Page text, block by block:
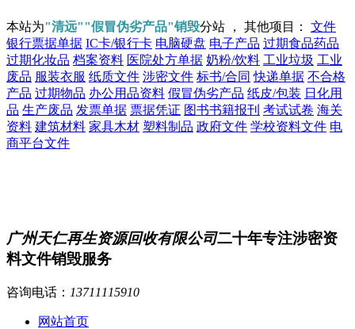
本站为"清远""假冒伪劣产品"销毁分站 ， 其他项目： 文件
银行票据单据 IC卡/银行卡 电脑硬盘 电子产品 过期食品药品
过期化妆品 档案资料 医院处方单据 奶粉/饮料 工业垃圾 工业
废品 服装衣服 纸质文件 涉密文件 标书/合同 快递单据 不合格
产品 过期物品 办公用品资料 假冒伪劣产品 纸皮/包装 日化用
品 生产废品 发票单据 票据凭证 图书书籍报刊 考试试卷 海关
资料 建筑材料 家具木材 塑料制品 政府文件 学校资料文件 电
商平台文件
广州天仁再生资源回收有限公司二十年专注涉密资
料文件销毁服务
咨询电话： 13711115910
网站首页